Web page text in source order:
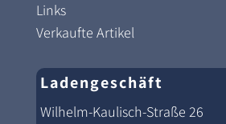
Links
Verkaufte Artikel
Ladengeschäft
Wilhelm-Kaulisch-Straße 26